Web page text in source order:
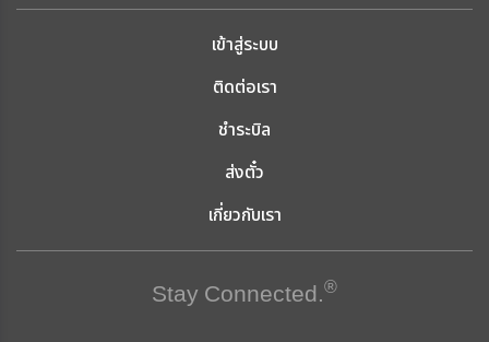
เข้าสู่ระบบ
ติดต่อเรา
ชำระบิล
ส่งตั๋ว
เกี่ยวกับเรา
Stay Connected.®